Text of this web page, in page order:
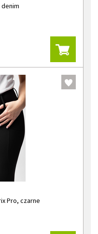
Pro, czarne